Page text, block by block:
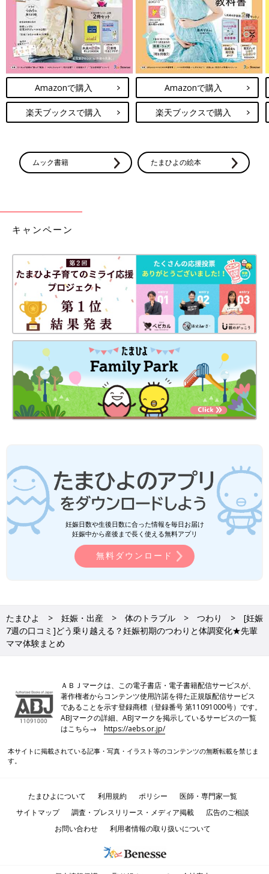
Amazonで購入
楽天ブックスで購入
Amazonで購入
楽天ブックスで購入
ムック書籍 たまひよの絵本
キャンペーン
妊娠日数や生後日数に合った情報を毎日お届け
妊娠中から産後まで長く使える無料アプリ
無料ダウンロード
たまひよ 妊娠・出産 体のトラブル つわり
[妊娠
7週の口コミ]どう乗り越える？妊娠初期のつわりと体調変化★先輩
ママ体験まとめ
ＡＢＪマークは、この電子書店・電子書籍配信サービスが、
著作権者からコンテンツ使用許諾を得た正規版配信サービス
であることを示す登録商標（登録番号 第11091000号）です。
ABJマークの詳細、ABJマークを掲示しているサービスの一覧
はこちら→https://aebs.or.jp/
本サイトに掲載されている記事・写真・イラスト等のコンテンツの無断転載を禁じま
す。
たまひよについて 利用規約 ポリシー
医師・専門家一覧
サイトマップ
調査・プレスリリース・メディア掲載
広告のご相談
お問い合わせ
利用者情報の取り扱いについて